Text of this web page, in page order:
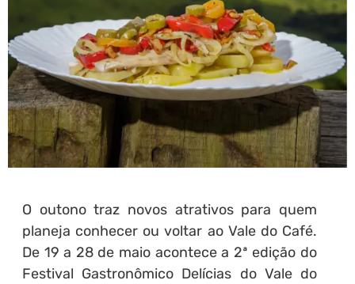
O outono traz novos atrativos para quem
planeja conhecer ou voltar ao Vale do Café.
De 19 a 28 de maio acontece a 2ª edição do
Festival Gastronômico Delícias do Vale do